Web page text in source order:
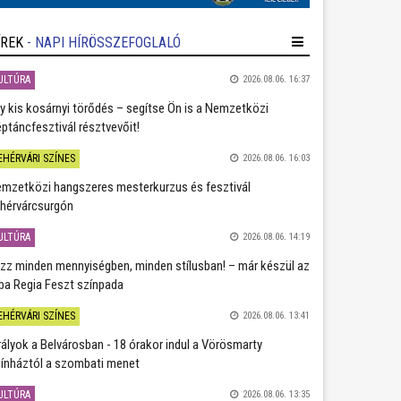
- NAPI HÍRÖSSZEFOGLALÓ
2026.08.06. 16:37
kis kosárnyi törődés – segítse Ön is a Nemzetközi
résztvevőit!
SZÍNES 2026.08.06. 16:03
hangszeres mesterkurzus és fesztivál
2026.08.06. 14:19
minden mennyiségben, minden stílusban! – már készül az
Regia Feszt színpada
SZÍNES 2026.08.06. 13:41
a Belvárosban - 18 órakor indul a Vörösmarty
a szombati menet
2026.08.06. 13:35